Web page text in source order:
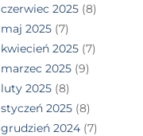
czerwiec 2025(8)
maj 2025(7)
kwiecień 2025(7)
marzec 2025(9)
luty 2025(8)
styczeń 2025(8)
grudzień 2024(7)